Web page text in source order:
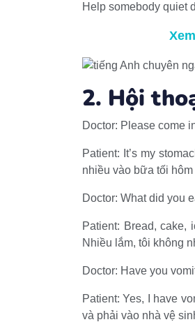
Help somebody quiet
2. Hội
Doctor: Please come
Patient: It’s my
nhiều vào bữa tối hôm
Doctor: What did you
Patient: Bread, cake,
Nhiều lắm, tôi không
Doctor: Have you
Patient: Yes, I have
và phải vào nhà vệ